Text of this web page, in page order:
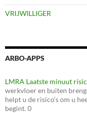
VRIJWILLIGER
ARBO-APPS
LMRA Laatste minuut
werkvloer en buiten
helpt u de risico’s om u
begint. 0